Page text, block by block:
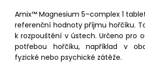
Amix™ Magnesium 5–complex 1
referenční hodnoty příjmu hořčíku.
k rozpouštění v ústech. Určeno pro
potřebou hořčíku, například v
fyzické nebo psychické zátěže.